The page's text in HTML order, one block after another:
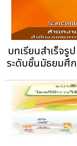
บทเรียนสำเร็จรู
ระดับชั้นมัธยมศึ